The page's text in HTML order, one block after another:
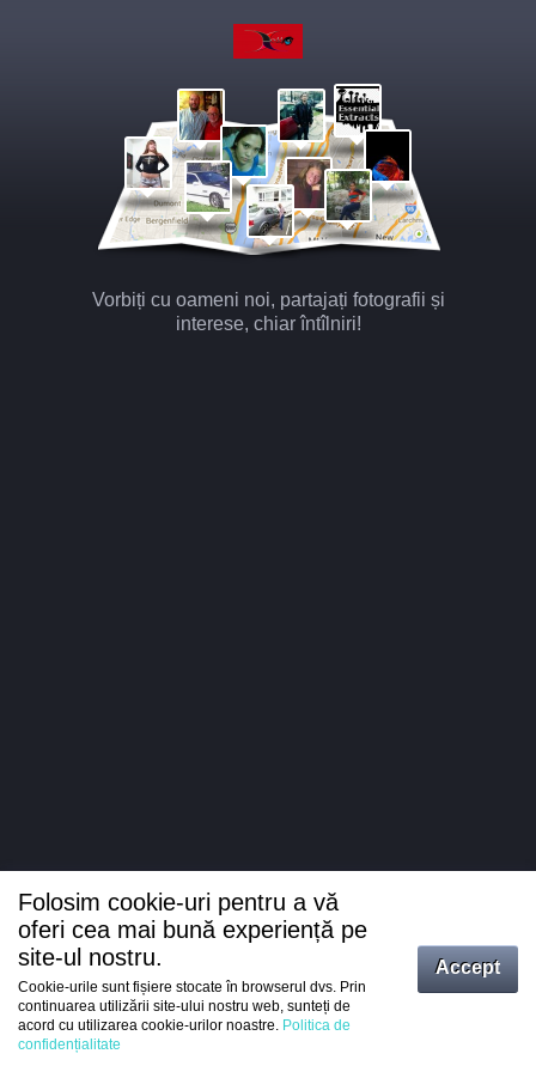
Vorbiți cu oameni noi, partajați fotografii și
interese, chiar întîlniri!
Intrați
Folosim cookie-uri pentru a vă
oferi cea mai bună experiență pe
site-ul nostru.
Cookie-urile sunt fișiere stocate în browserul dvs. Prin
continuarea utilizării site-ului nostru web, sunteți de
acord cu utilizarea cookie-urilor noastre. Politica de
confidențialitate
Accept